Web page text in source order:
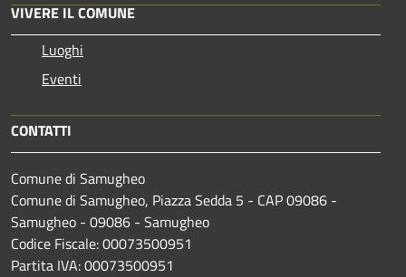
VIVERE IL COMUNE
Luoghi
Eventi
CONTATTI
Comune di Samugheo
Comune di Samugheo, Piazza Sedda 5 - CAP 09086 -
Samugheo - 09086 - Samugheo
Codice Fiscale: 00073500951
Partita IVA: 00073500951